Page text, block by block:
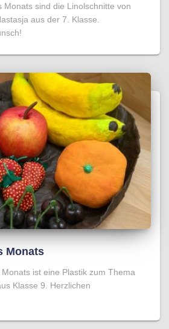
Monats sind die Linolschnitte von
aus der 7. Klasse.
Monats
ist eine Plastik zum Thema
Klasse 9. Herzlichen